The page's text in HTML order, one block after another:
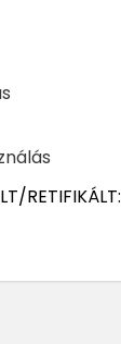
RETIFIKÁLT: